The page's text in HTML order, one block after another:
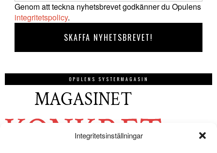
Integritetsinställningar
Genom att teckna nyhetsbrevet godkänner du Opulens
integritetspolicy.
OPULENS SYSTERMAGASIN